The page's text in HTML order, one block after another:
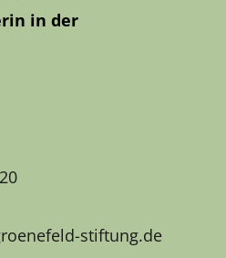
in der
stiftung.de